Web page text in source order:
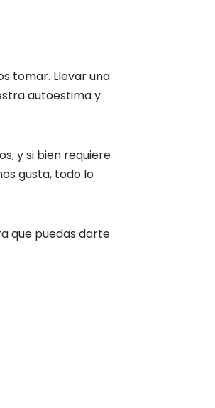
tomar. Llevar una
autoestima y
y si bien requiere
gusta, todo lo
que puedas darte